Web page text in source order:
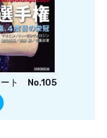
ート No.105